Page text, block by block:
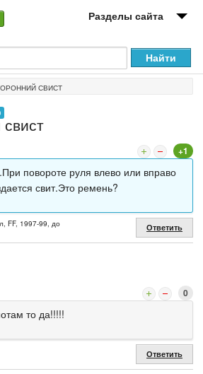
Разделы сайта
СВИСТ
+1
повороте руля влево или вправо
свит.Это ремень?
FF, 1997-99, до
Ответить
0
то да!!!!!
Ответить